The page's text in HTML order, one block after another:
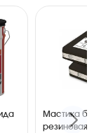
Мастика
резиновая